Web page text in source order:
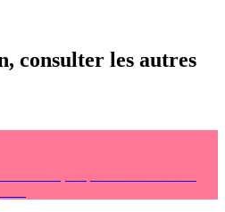
consulter les autres